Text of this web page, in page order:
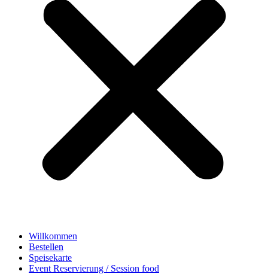
Willkommen
Bestellen
Speisekarte
Event Reservierung / Session food